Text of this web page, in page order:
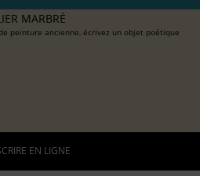
MARBRÉ
peinture ancienne, écrivez un objet poétique
EN LIGNE